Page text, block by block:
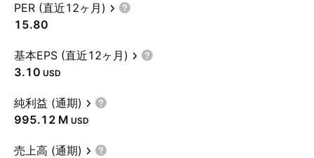
PER (直近12ヶ月)
15.80
基本EPS (直近12ヶ月)
3.10 USD
純利益 (通期)
‪995.12 M‬ USD
売上高 (通期)